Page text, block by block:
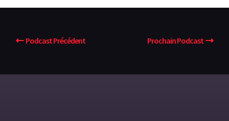
Podcast Précédent Prochain Podcast